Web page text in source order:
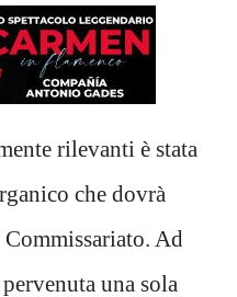
rilevanti è stata
che dovrà
Ad
una sola